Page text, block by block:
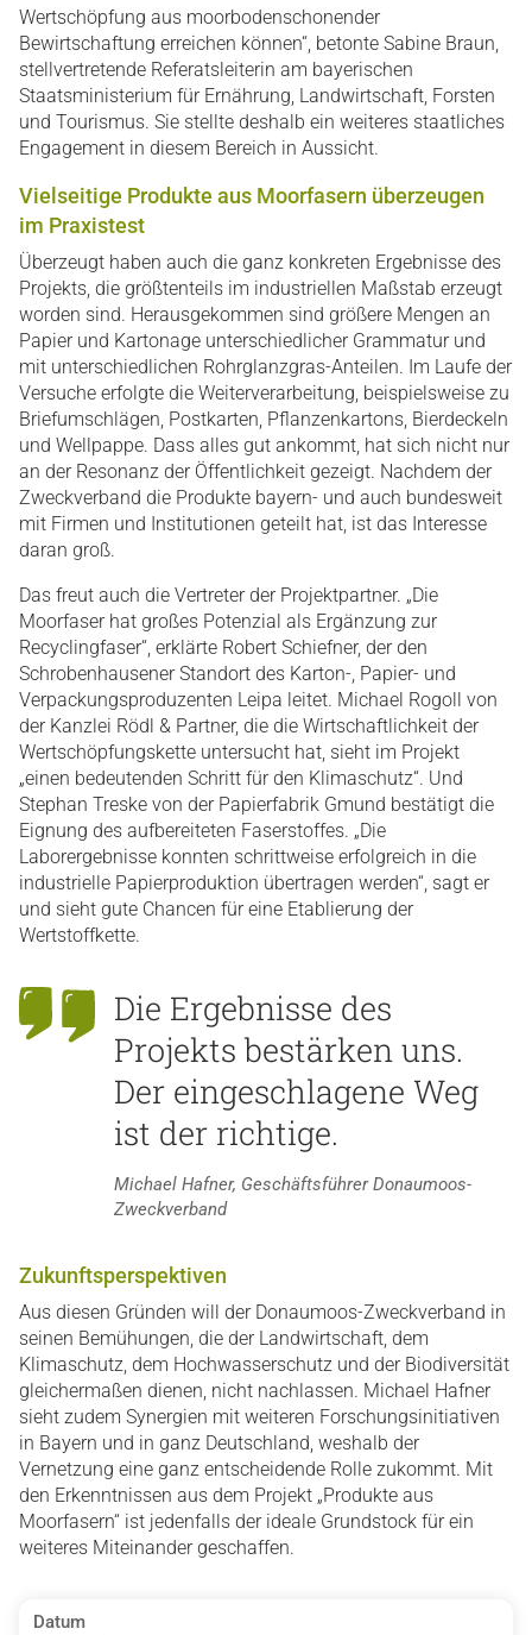
Wertschöpfung aus moorbodenschonender
Bewirtschaftung erreichen können“, betonte Sabine Braun,
stellvertretende Referatsleiterin am bayerischen
Staatsministerium für Ernährung, Landwirtschaft, Forsten
und Tourismus. Sie stellte deshalb ein weiteres staatliches
Engagement in diesem Bereich in Aussicht.
Vielseitige Produkte aus Moorfasern überzeugen
im Praxistest
Überzeugt haben auch die ganz konkreten Ergebnisse des
Projekts, die größtenteils im industriellen Maßstab erzeugt
worden sind. Herausgekommen sind größere Mengen an
Papier und Kartonage unterschiedlicher Grammatur und
mit unterschiedlichen Rohrglanzgras-Anteilen. Im Laufe der
Versuche erfolgte die Weiterverarbeitung, beispielsweise zu
Briefumschlägen, Postkarten, Pflanzenkartons, Bierdeckeln
und Wellpappe. Dass alles gut ankommt, hat sich nicht nur
an der Resonanz der Öffentlichkeit gezeigt. Nachdem der
Zweckverband die Produkte bayern- und auch bundesweit
mit Firmen und Institutionen geteilt hat, ist das Interesse
daran groß.
Das freut auch die Vertreter der Projektpartner. „Die
Moorfaser hat großes Potenzial als Ergänzung zur
Recyclingfaser“, erklärte Robert Schiefner, der den
Schrobenhausener Standort des Karton-, Papier- und
Verpackungsproduzenten Leipa leitet. Michael Rogoll von
der Kanzlei Rödl & Partner, die die Wirtschaftlichkeit der
Wertschöpfungskette untersucht hat, sieht im Projekt
„einen bedeutenden Schritt für den Klimaschutz“. Und
Stephan Treske von der Papierfabrik Gmund bestätigt die
Eignung des aufbereiteten Faserstoffes. „Die
Laborergebnisse konnten schrittweise erfolgreich in die
industrielle Papierproduktion übertragen werden“, sagt er
und sieht gute Chancen für eine Etablierung der
Wertstoffkette.
Die Ergebnisse des
Projekts bestärken uns.
Der eingeschlagene Weg
ist der richtige.
Michael Hafner, Geschäftsführer Donaumoos-
Zweckverband
Zukunftsperspektiven
Aus diesen Gründen will der Donaumoos-Zweckverband in
seinen Bemühungen, die der Landwirtschaft, dem
Klimaschutz, dem Hochwasserschutz und der Biodiversität
gleichermaßen dienen, nicht nachlassen. Michael Hafner
sieht zudem Synergien mit weiteren Forschungsinitiativen
in Bayern und in ganz Deutschland, weshalb der
Vernetzung eine ganz entscheidende Rolle zukommt. Mit
den Erkenntnissen aus dem Projekt „Produkte aus
Moorfasern“ ist jedenfalls der ideale Grundstock für ein
weiteres Miteinander geschaffen.
Datum